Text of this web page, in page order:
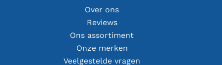
Over ons
Reviews
Ons assortiment
Onze merken
Veelgestelde vragen